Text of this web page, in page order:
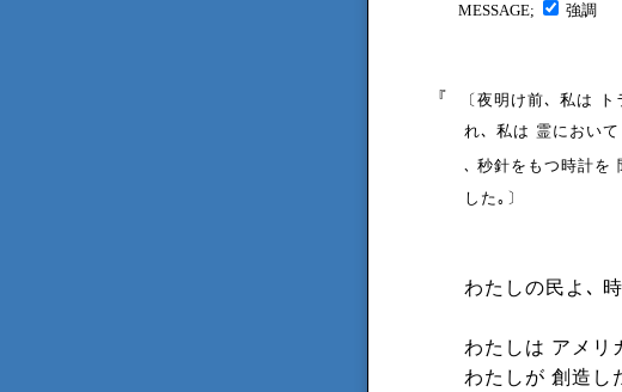
MESSAGE; 強調
『
〔夜明け前､ 私は
れ､ 私は 霊において
､ 秒針をもつ時計を
した｡〕
わたしの民よ､
わたしは アメリ
わたしが 創造し